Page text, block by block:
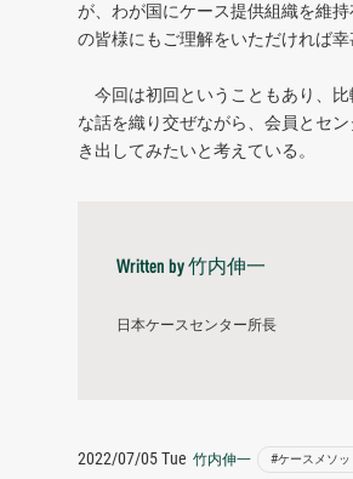
が、わが国にケース提供組織を維
の皆様にもご理解をいただければ幸
今回は初回ということもあり、比
な話を織り交ぜながら、会員とセ
き出してみたいと考えている。
Written by竹内伸一
日本ケースセンター所長
2022/07/05 Tue 竹内伸一 #ケースメソッ